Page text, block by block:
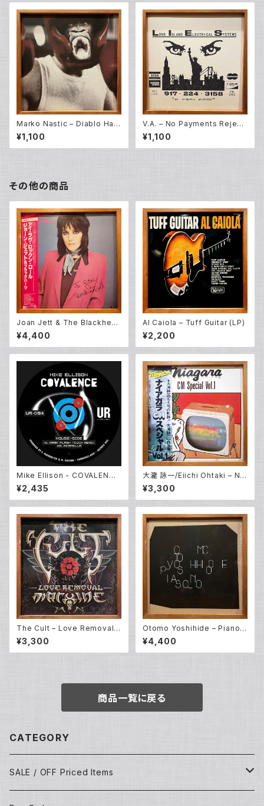
Marko Nastic – Diablo Ha V
uelto (12EP)
¥1,100
V.A. – No Payments Reject
ed (12EP)
¥1,100
その他の商品
Joan Jett & The Blackhear
ts – I Love Rock 'N Roll (L
P)
¥4,400
Al Caiola – Tuff Guitar (LP)
¥2,200
Mike Ellison - COVALENCE
EP (12inch New)
¥2,435
大瀧 詠一/Eiichi Ohtaki – Nia
gara CM Special Vol. 1 (LP)
¥3,300
The Cult – Love Removal
Machine (12EP)
¥3,300
Otomo Yoshihide – Piano S
olo (LP)
¥4,400
商品一覧に戻る
CATEGORY
SALE / OFF Priced Items